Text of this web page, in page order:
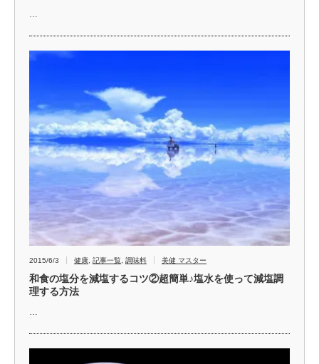
2015/6/3 健康 記事一覧 調味料 美健 マスター
和食の塩分を減塩するコツ②超簡単♪塩水を使って減塩調
理する方法
…